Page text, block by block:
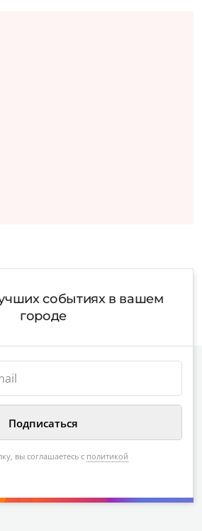
событиях в вашем
городе
вы соглашаетесь с политикой